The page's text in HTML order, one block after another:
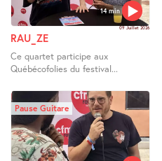
14 min
09 Juillet 2026
RAU_ZE
Ce quartet participe aux
Québécofolies du festival...
Pause Guitare